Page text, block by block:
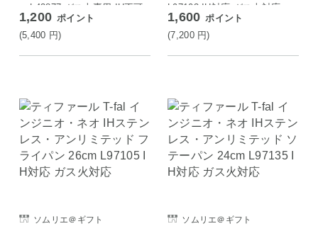
m L43877 ガス火専用 IH不可
1,200 ポイント
(5,400 円)
L97103 IH対応 ガス火対応
1,600 ポイント
(7,200 円)
ソムリエ＠ギフト ソムリエ＠ギフト